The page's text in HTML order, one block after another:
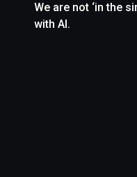
We are not ‘in the
with AI.